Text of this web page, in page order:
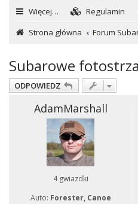
Więcej… Regulamin
Strona główna
Forum
Subarowe
ODPOWIEDZ
AdamMarshall
4 gwiazdki
Auto: Forester, Canoe